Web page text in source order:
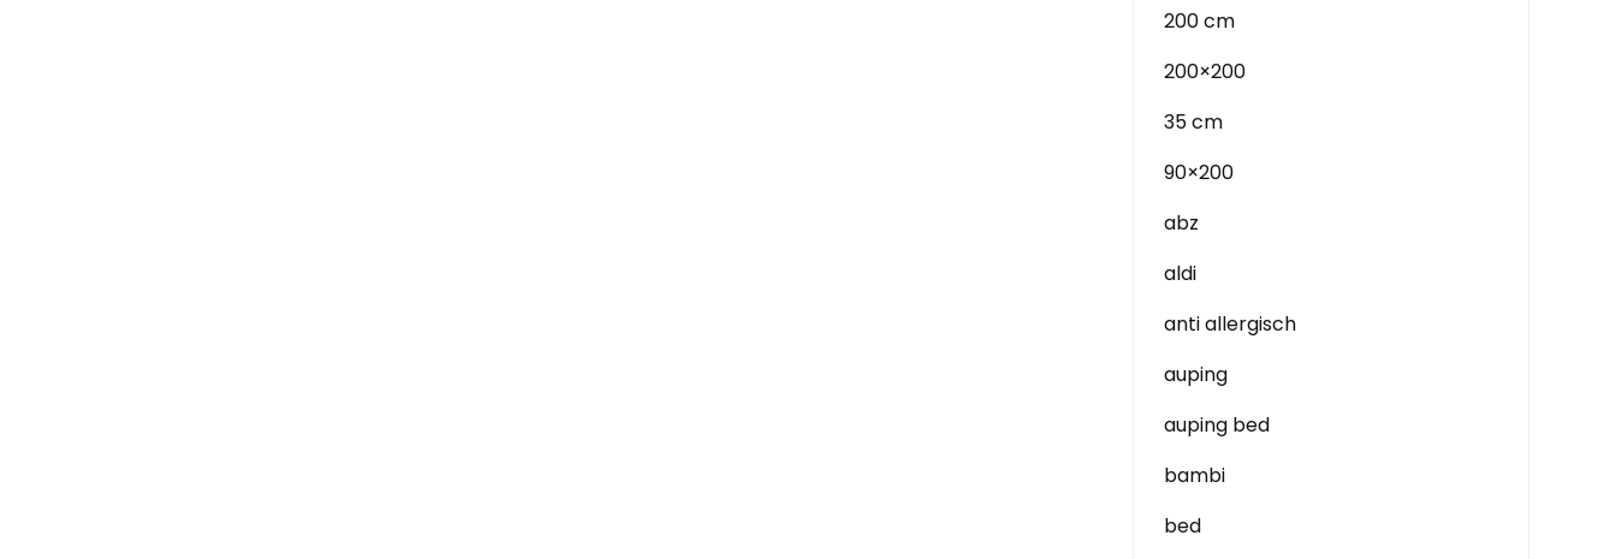
200 cm
200×200
35 cm
90×200
abz
aldi
anti allergisch
auping
auping bed
bambi
bed